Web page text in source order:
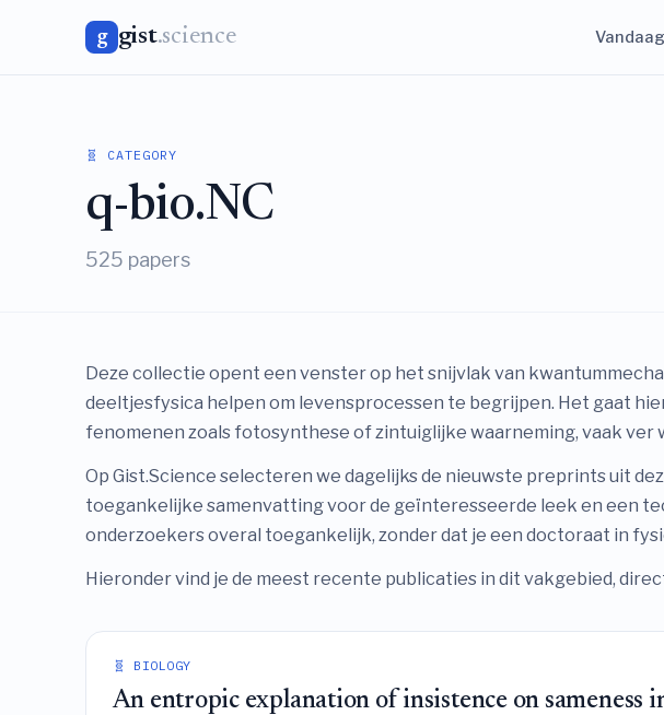
g gist.science Vandaag
🧬 CATEGORY
q-bio.NC
525 papers
Deze collectie opent een venster op het snijvlak van
deeltjesfysica helpen om levensprocessen te begrijpen. Het gaat
fenomenen zoals fotosynthese of zintuiglijke waarneming, vaak
Op Gist.Science selecteren we dagelijks de nieuwste preprints uit
toegankelijke samenvatting voor de geïnteresseerde leek en een
onderzoekers overal toegankelijk, zonder dat je een doctoraat in
Hieronder vind je de meest recente publicaties in dit vakgebied,
🧬 BIOLOGY
An entropic explanation of insistence on sameness